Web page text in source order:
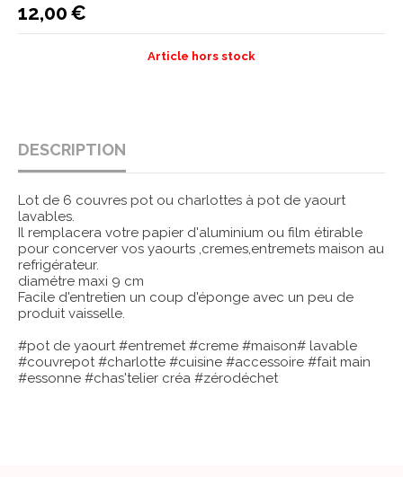
12,00€
Article hors stock
DESCRIPTION
Lot de 6 couvres pot ou charlottes à pot de yaourt
lavables.
Il remplacera votre papier d'aluminium ou film étirable
pour concerver vos yaourts ,cremes,entremets maison au
refrigérateur.
diamétre maxi 9 cm
Facile d'entretien un coup d'éponge avec un peu de
produit vaisselle.
#pot de yaourt #entremet #creme #maison# lavable
#couvrepot #charlotte #cuisine #accessoire #fait main
#essonne #chas'telier créa #zérodéchet